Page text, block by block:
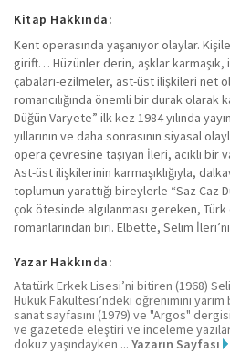
Kitap Hakkında:
Kent operasında yaşanıyor olaylar.
girift… Hüzünler derin, aşklar karmaşık,
çabaları-ezilmeler, ast-üst ilişkileri net
romancılığında önemli bir durak olarak
Düğün Varyete” ilk kez 1984 yılında
yıllarının ve daha sonrasının siyasal
opera çevresine taşıyan İleri, acıklı bir
Ast-üst ilişkilerinin karmaşıklığıyla,
toplumun yarattığı bireylerle “Saz Caz
çok ötesinde algılanması gereken, Türk
romanlarından biri. Elbette, Selim
Yazar Hakkında:
Atatürk Erkek Lisesi’ni bitiren (1968)
Hukuk Fakültesi’ndeki öğrenimini yarım
sanat sayfasını (1979) ve "Argos"
ve gazetede eleştiri ve inceleme
dokuz yaşındayken ... Yazarın Sayfası